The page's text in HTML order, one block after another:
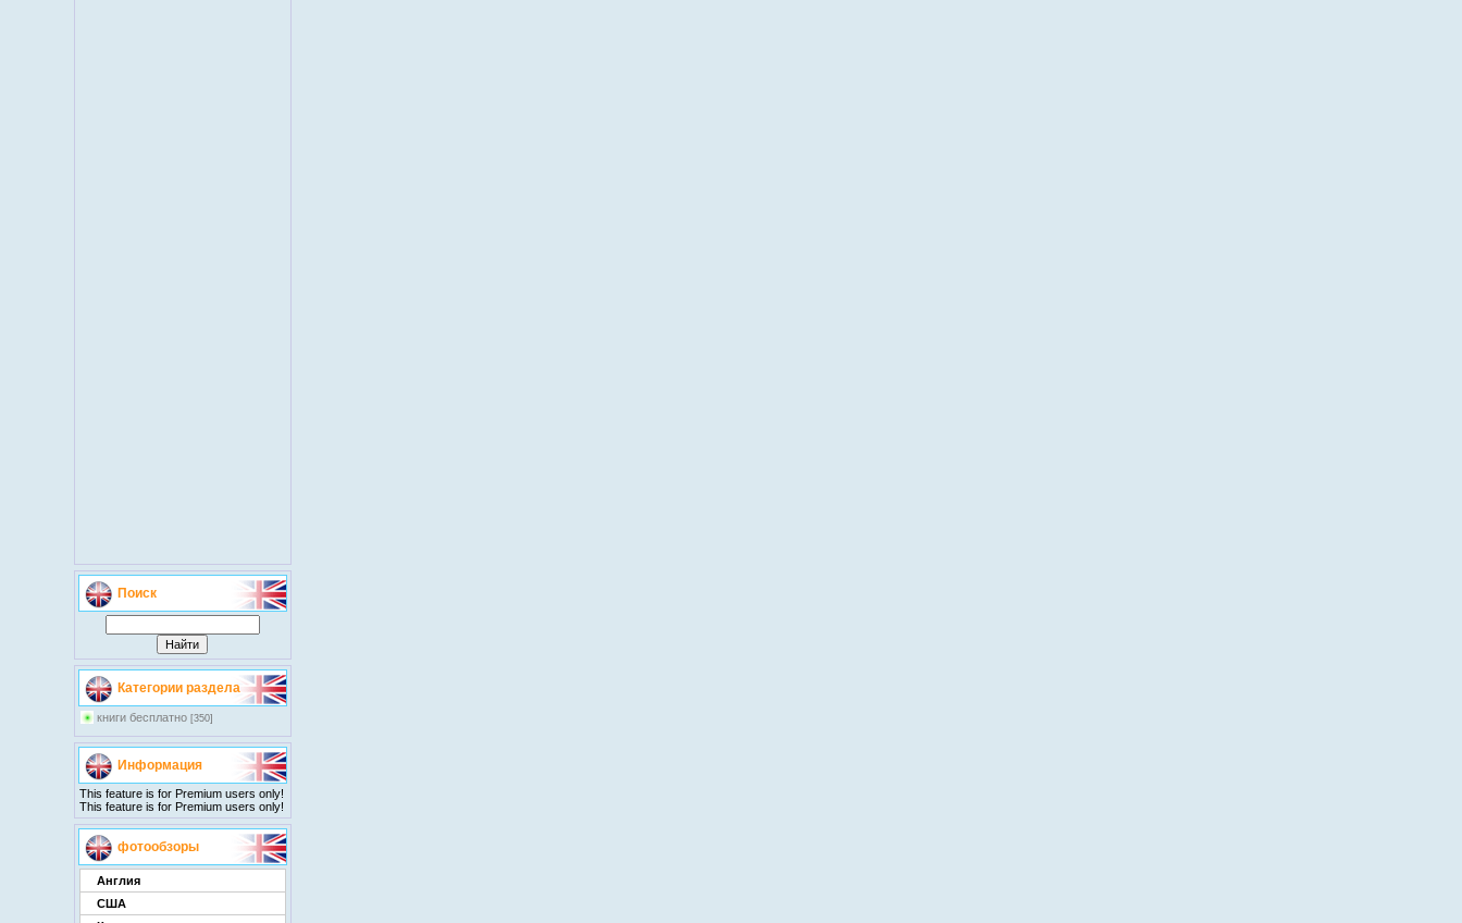
Поиск
Категории раздела
книги бесплатно [350]
Информация
This feature is for Premium users only!
This feature is for Premium users only!
фотообзоры
Англия
США